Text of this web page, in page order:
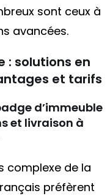
sont ceux à
avancées.
: solutions en
et tarifs
d’immeuble
et livraison à
complexe de la
préfèrent